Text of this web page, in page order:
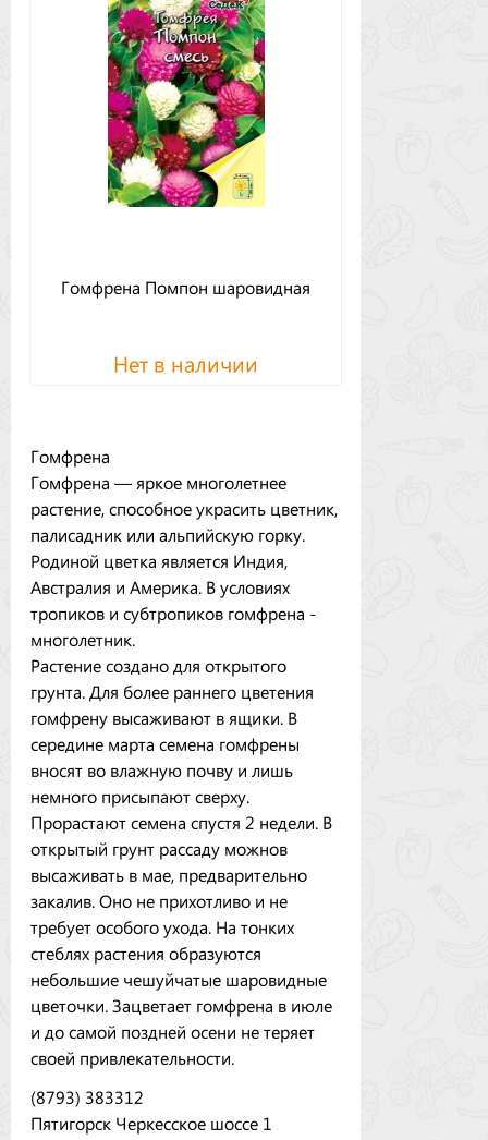
Гомфрена Помпон шаровидная
Нет в наличии
Гомфрена
Гомфрена — яркое многолетнее
растение, способное украсить цветник,
палисадник или альпийскую горку.
Родиной цветка является Индия,
Австралия и Америка. В условиях
тропиков и субтропиков гомфрена -
многолетник.
Растение создано для открытого
грунта. Для более раннего цветения
гомфрену высаживают в ящики. В
середине марта семена гомфрены
вносят во влажную почву и лишь
немного присыпают сверху.
Прорастают семена спустя 2 недели. В
открытый грунт рассаду можнов
высаживать в мае, предварительно
закалив. Оно не прихотливо и не
требует особого ухода. На тонких
стеблях растения образуются
небольшие чешуйчатые шаровидные
цветочки. Зацветает гомфрена в июле
и до самой поздней осени не теряет
своей привлекательности.
(8793) 383312
Пятигорск Черкесское шоссе 1